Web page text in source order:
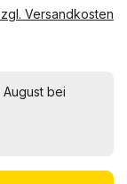
Versandkosten
bei